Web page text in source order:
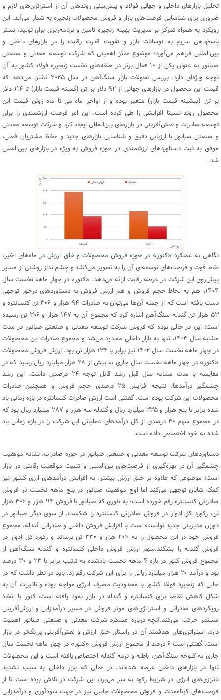
تحلیل بازارهای داخلی و جهانی فولاد و پیش‌بینی روندهای آن از استراتژی‌های لازم و
ضروری برای شناسایی فرصت‌های بازار و فروش محصولات زنجیره به شمار می‌آید. این
رویکرد به همراه تمرکز بر مدیریت بهینه زنجیره تامین و برنامه‌ریزی برای تولید، بستر
پاسخ‌‌دهی سریع به نوسانات بازار و تقویت قدرت رقابت را در بازارهای داخلی و
بین‌المللی فراهم می‌آورد؛ موضوع حائز اهمیتی که شرکت توسعه معدنی و صنعتی
صبانور به عنوان یکی از ۱۰ فعال برتر در حلقه‌های نخست زنجیره فولاد کشور به آن
توجه ویژه‌ای دارد. بررسی تحولات بازار سنگ‌آهن در سال ۲۰۲۵ نشان می‌دهد که
قیمت این محصول در بازارهای جهانی از ۹۲ دلار بر تن (کمینه قیمت بازار) تا ۱۱۴ دلار
بر تن (بیشینه قیمت بازار) متغیر بوده و از اواخر ماه می تا ماه ژوئن قیمت این
محصول روند نسبتا افزایشی را طی کرده است. این امر فرصت ارزشمندی را برای
توسعه صادرات و نقش‌آفرینی در بازارهای بین‌المللی ایجاد کرد و شرکت توسعه معدنی
و صنعتی صبانور با ارزیابی دقیق و شناسایی بازارهای جدید و حفظ مشتریان فعلی،
موفق به ثبت دستاوردهای ارزشمندی در حوزه فروش به ویژه در بازارهای بین‌المللی
شد.
نگاهی به عملکرد «کنور» در حوزه فروش محصولات و خلق ارزش در ماه‌های اخیر،
نقاط قوت و فرصت‌های توسعه‌ای آن را به تصویر می‌کشد و چشم‌انداز روشنی از مسیر
پیش‌روی این شرکت در عرصه رقابت ارائه می‌دهد. «کنور» در چهار ماهه نخست سال
۱۴۰۴، هم به لحاظ حجم فروش و هم ارزش فروش به دستاوردهای درخور توجهی
دست یافته است که از جمله آن‌ها می‌توان به صادرات ۹۴ هزار و ۳۰۶ تن کنسانتره و
۵۳ هزار تن گندله سنگ‌آهن اشاره کرد که مجموع آن به ۱۴۷ هزار و ۳۰۶ تن رسیده
است؛ این در حالی بوده که فروش شرکت توسعه معدنی و صنعتی صبانور در مدت
مشابه سال‌ ۱۴۰۳، تنها به بازار داخلی محدود می‌شد و مجموع صادرات این محصولات
در چهار ماهه نخست سال ۱۴۰۲ نیز برابر با ۱۳۴ هزار تن بود. ارزش فروش محصولات
«کنور» در چهار ماهه نخست سال جاری به بیش از ۲۸ هزار میلیارد ریال رسید که در
مقایسه با مدت مشابه سال قبل رشد قابل توجه ۳۴ درصدی داشت. این رشد
چشمگیر درآمدها، نتیجه افزایش ۲۵ درصدی حجم فروش و همچنین صادرات
محصولات این شرکت بوده است. گفتنی است ارزش صادرات کنسانتره در بازه زمانی یاد
شده برابر با پنج هزار و ۳۳۵ میلیارد ریال و گندله سه هزار و ۲۸۷ میلیارد ریال بود که
در مجموع سهم ۳۰ درصدی از کل درآمدهای عملیاتی این شرکت را در بازه زمانی یاد
شده به خود اختصاص داده است.
دستاوردهای شرکت توسعه معدنی و صنعتی صبانور در حوزه صادرات، نشانه موفقیت
چشمگیر آن در بهره‌گیری از فرصت‌های بین‌المللی و تثبیت موقعیت رقابتی در بازار
است؛ موضوعی که علاوه بر خلق ارزش بیشتر، به افزایش درآمدهای ارزی کشور نیز
کمک شایان توجهی می‌کند اما اوج موفقیت صبانور در پنج ماهه نخست در فروش
صادراتی کنسانتره رقم خورده است؛ به طوری که صبانور با فروش ۹۴ هزار و ۳۰۶ هزار
تن، رکورد کل ادوار در فروش صادراتی کنسانتره را شکست. از سوی دیگر صبانور در
دوران مدیریتی جدید توانسته است با افزایش فروش داخلی و صادراتی گندله، مجموع
فروش خود در این محصول را به ۲۰۴ هزار و ۳۳۰ تن برساند و رکورد کل ادوار در
فروش گندله را بشکند.سهم ارزش فروش داخلی کنسانتره و گندله سنگ‌آهن از
مجموع فروش کنور در بازه ۴ ماهه نخست یادشده به ترتیب برابر با ۳۳ و ۳۰ درصد
بود و درآمد ۲۰ هزار میلیارد ریالی را برای این شرکت رقم زد. باید در نظر داشت که در
حالی که زنجیره فولاد کشور با محدودیت مصرف انرژی مواجه بوده و تاثیرات آن به
شکل کاهش تقاضا برای کنسانتره و گندله در بازار نمود یافته است، کنور با اتخاذ
رویکردهای صادراتی و استراتژی‌های موثر فروش در مسیر درآمدزایی و ارزش‌آفرینی
مستمر حرکت می‌کند.آنچه درباره عملکرد شرکت معدنی و صنعتی صبانور اهمیت
دارد، استراتژی‌های هدفمند آن در راستای خلق ارزش و نقش‌آفرینی پررنگ‌تر در بازار
است. گفتنی است ۶ درصد از مجموع ارزش فروش «کنور» در چهار ماهه نخست سال
جاری به کلوخه سنگ‌آهن، باطله و نرمه گندله اختصاص یافته است و این محصولات
تنها در بازارهای داخلی عرضه شده‌‌اند. در حالی که بازار داخلی به سبب تشدید
ناترازی‌های انرژی در شرایط رکود به سر می‌برد، این شرکت در تلاش بوده است تا از
فرصت‌های کوتاه‌مدت و فروش محصولات جانبی نیز در جهت سودآوری و درآمدزایی